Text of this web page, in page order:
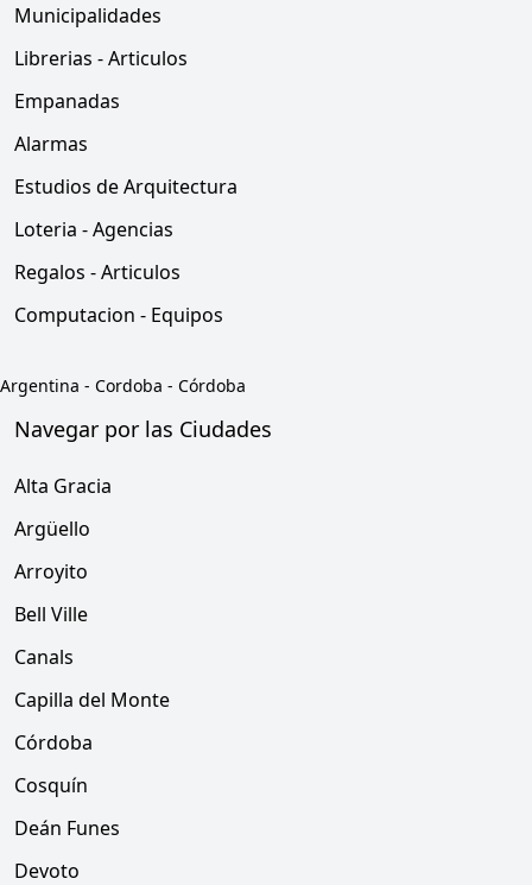
Municipalidades
Librerias - Articulos
Empanadas
Alarmas
Estudios de Arquitectura
Loteria - Agencias
Regalos - Articulos
Computacion - Equipos
Argentina - Cordoba - Córdoba
Navegar por las Ciudades
Alta Gracia
Argüello
Arroyito
Bell Ville
Canals
Capilla del Monte
Córdoba
Cosquín
Deán Funes
Devoto